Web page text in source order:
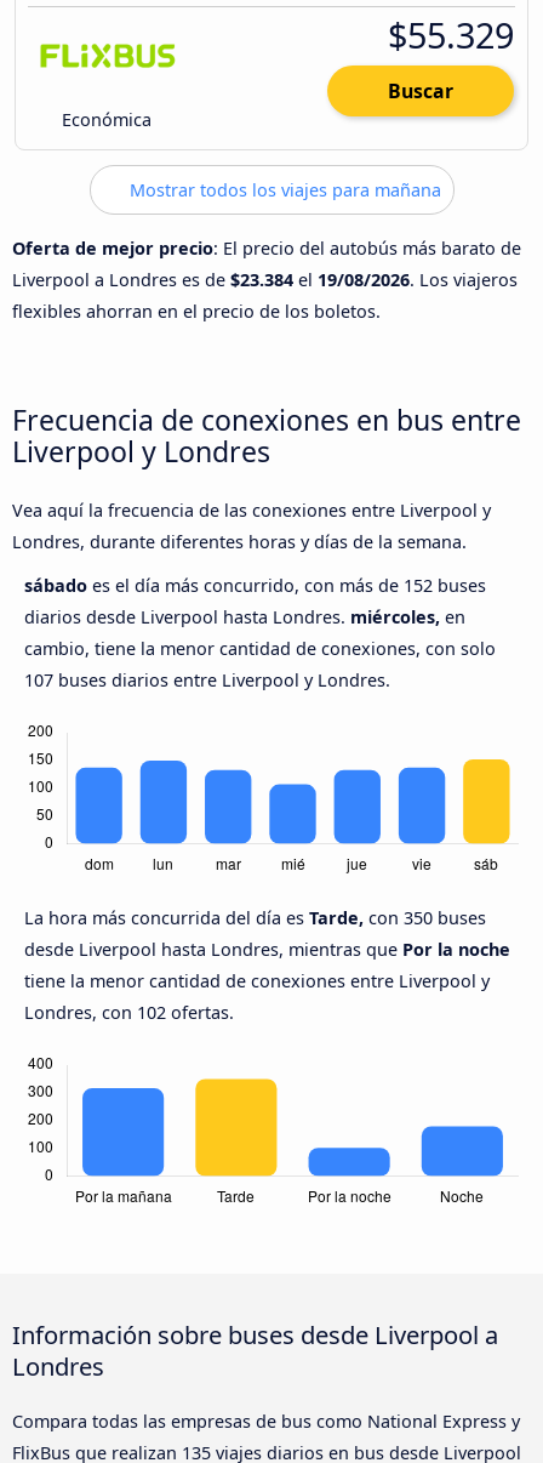
Económica
$55.329
Buscar
Mostrar todos los viajes para mañana
Oferta de mejor precio: El precio del autobús más barato de
Liverpool a Londres es de $23.384 el 19/08/2026. Los viajeros
flexibles ahorran en el precio de los boletos.
Frecuencia de conexiones en bus entre
Liverpool y Londres
Vea aquí la frecuencia de las conexiones entre Liverpool y
Londres, durante diferentes horas y días de la semana.
sábado es el día más concurrido, con más de 152 buses
diarios desde Liverpool hasta Londres. miércoles, en
cambio, tiene la menor cantidad de conexiones, con solo
107 buses diarios entre Liverpool y Londres.
La hora más concurrida del día es Tarde, con 350 buses
desde Liverpool hasta Londres, mientras que Por la noche
tiene la menor cantidad de conexiones entre Liverpool y
Londres, con 102 ofertas.
Información sobre buses desde Liverpool a
Londres
Compara todas las empresas de bus como National Express y
FlixBus que realizan 135 viajes diarios en bus desde Liverpool